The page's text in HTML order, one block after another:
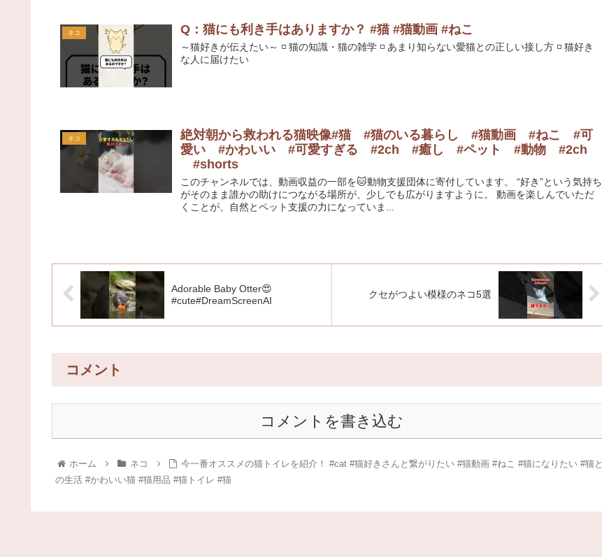
ネコ Q：猫にも利き手はありますか？ #猫 #猫動画 #ねこ
～猫好きが伝えたい～ ◽️ 猫の知識・猫の雑学 ◽️ あまり知らない愛猫との正しい接し方 ◽️ 猫好き
な人に届けたい
ネコ
絶対朝から救われる猫映像#猫 #猫のいる暮らし #猫動画 #ねこ #可
愛い #かわいい #可愛すぎる #2ch #癒し #ペット #動物 #2ch
#shorts
このチャンネルでは、動画収益の一部を🐱動物支援団体に寄付しています。 “好き”という気持ち
がそのまま誰かの助けにつながる場所が、少しでも広がりますように。 動画を楽しんでいただ
くことが、自然とペット支援の力になっていま...
Adorable Baby Otter😍
#cute#DreamScreenAI
クセがつよい模様のネコ5選
コメント
コメントを書き込む
ホーム ネコ
今一番オススメの猫トイレを紹介！ #cat #猫好きさんと繋がりたい #猫動画 #ねこ #猫になりたい #猫と
の生活 #かわいい猫 #猫用品 #猫トイレ #猫